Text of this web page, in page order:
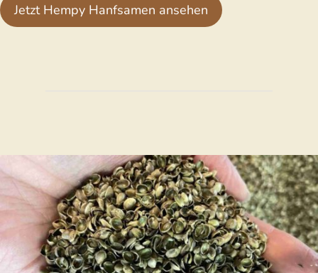
Jetzt Hempy Hanfsamen ansehen